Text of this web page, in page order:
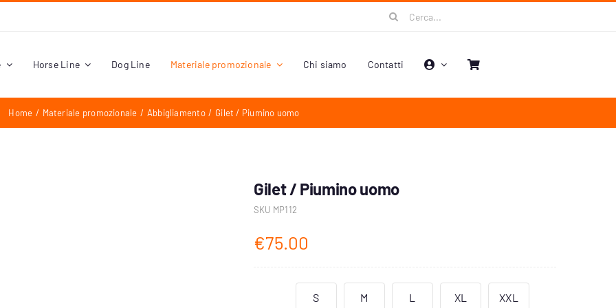
Cerca
Horse Line Dog Line Materiale promozionale Chi siamo Contatti
Home Materiale promozionale Abbigliamento Gilet / Piumino uomo
Gilet / Piumino uomo
SKU MP112
€75.00
S M L XL XXL